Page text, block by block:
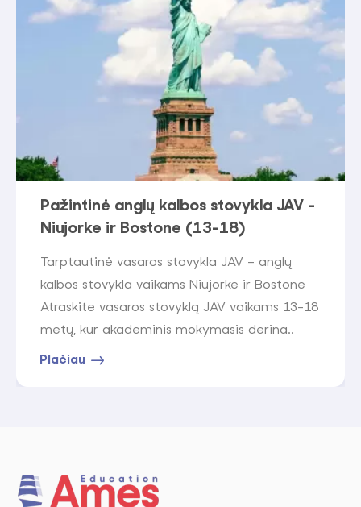
Pažintinė anglų kalbos stovykla JAV -
Niujorke ir Bostone (13-18)
Tarptautinė vasaros stovykla JAV – anglų
kalbos stovykla vaikams Niujorke ir Bostone
Atraskite vasaros stovyklą JAV vaikams 13-18
metų, kur akademinis mokymasis derina..
Plačiau